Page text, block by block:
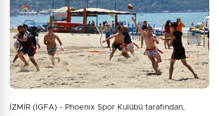
İZMİR (İGFA) - Phoenıx Spor Kulübü tarafından,